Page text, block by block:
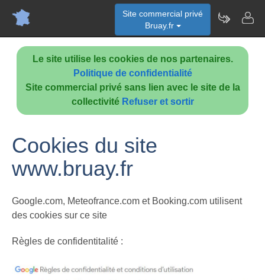
Le site utilise les cookies de nos partenaires.
Politique de confidentialité
Site commercial privé sans lien avec le site de la
collectivité Refuser et sortir
Site commercial privé
Bruay.fr
Cookies du site
www.bruay.fr
Google.com, Meteofrance.com et Booking.com utilisent
des cookies sur ce site
Règles de confidentitalité :